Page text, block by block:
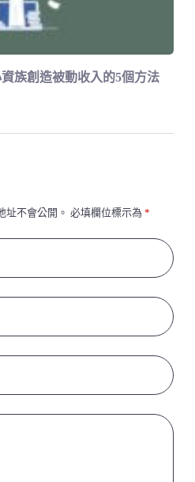
族創造被動收入的5個方法
址不會公開。 必填欄位標示為 *